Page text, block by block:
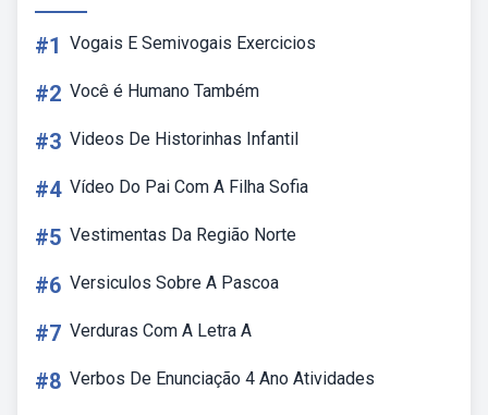
#1 Vogais E Semivogais Exercicios
#2 Você é Humano Também
#3 Videos De Historinhas Infantil
#4 Vídeo Do Pai Com A Filha Sofia
#5 Vestimentas Da Região Norte
#6 Versiculos Sobre A Pascoa
#7 Verduras Com A Letra A
#8 Verbos De Enunciação 4 Ano Atividades